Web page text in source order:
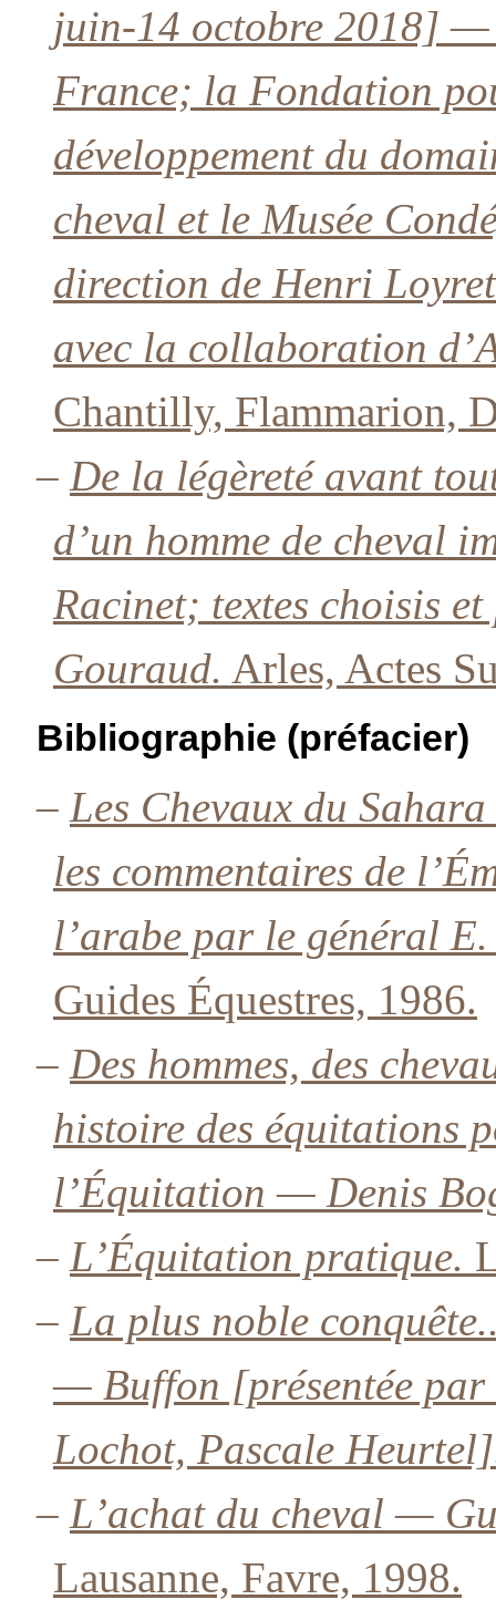
juin-14 octobre 2018] —
France; la Fondation
développement du
cheval et le Musée
direction de Henri
avec la collaboration
Chantilly, Flammarion,
– De la légèreté avant
d’un homme de cheval
Racinet; textes choisis
Gouraud. Arles, Actes
Bibliographie (préfacier)
– Les Chevaux du
les commentaires de
l’arabe par le général
Guides Équestres, 1986.
– Des hommes, des
histoire des équitations
l’Équitation — Denis
– L’Équitation pratique.
– La plus noble
— Buffon [présentée par
Lochot, Pascale
– L’achat du cheval —
Lausanne, Favre, 1998.